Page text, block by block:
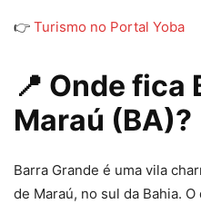
👉 Turismo no Portal Yoba
📍 Onde fica
Maraú (BA)?
Barra Grande é uma vila
de Maraú, no sul da Bahia.